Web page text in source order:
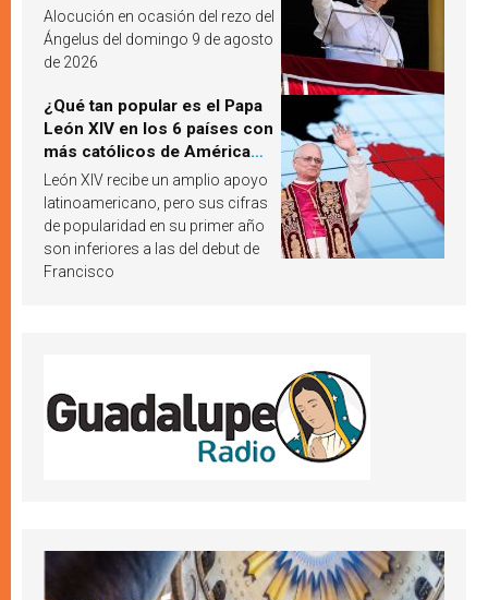
partir de un pasaje del
Evangelio
Alocución en ocasión del rezo del
Ángelus del domingo 9 de agosto
de 2026
¿Qué tan popular es el Papa
León XIV en los 6 países con
más católicos de América
Latina en 2026? Publican
resultados de investigación
León XIV recibe un amplio apoyo
latinoamericano, pero sus cifras
de popularidad en su primer año
son inferiores a las del debut de
Francisco